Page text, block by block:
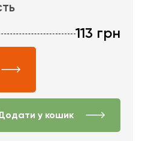
113 грн
у кошик